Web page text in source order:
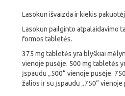
Lasokun išvaizda ir kiekis
Lasokun pailginto atpalaidavimo
formos tabletės.
375 mg tabletės yra blyškiai
vienoje pusėje. 500 mg tabletės
įspaudu „500“ vienoje pusėje.
žalios ir su įspaudu „750“ vienoje